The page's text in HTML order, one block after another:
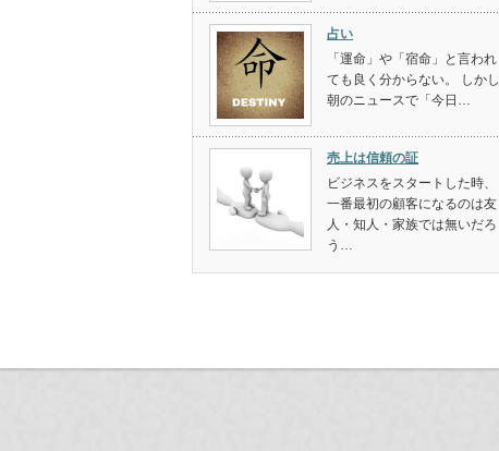
占い
「運命」や「宿命」と言われ
ても良く分からない。 しかし
朝のニュースで「今日…
売上は信頼の証
ビジネスをスタートした時、
一番最初の顧客になるのは友
人・知人・家族では無いだろ
う…